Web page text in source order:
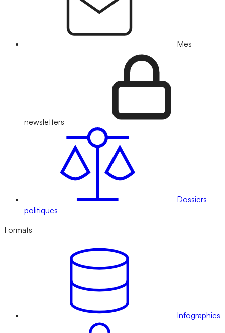
Mes
newsletters
Dossiers
politiques
Formats
Infographies